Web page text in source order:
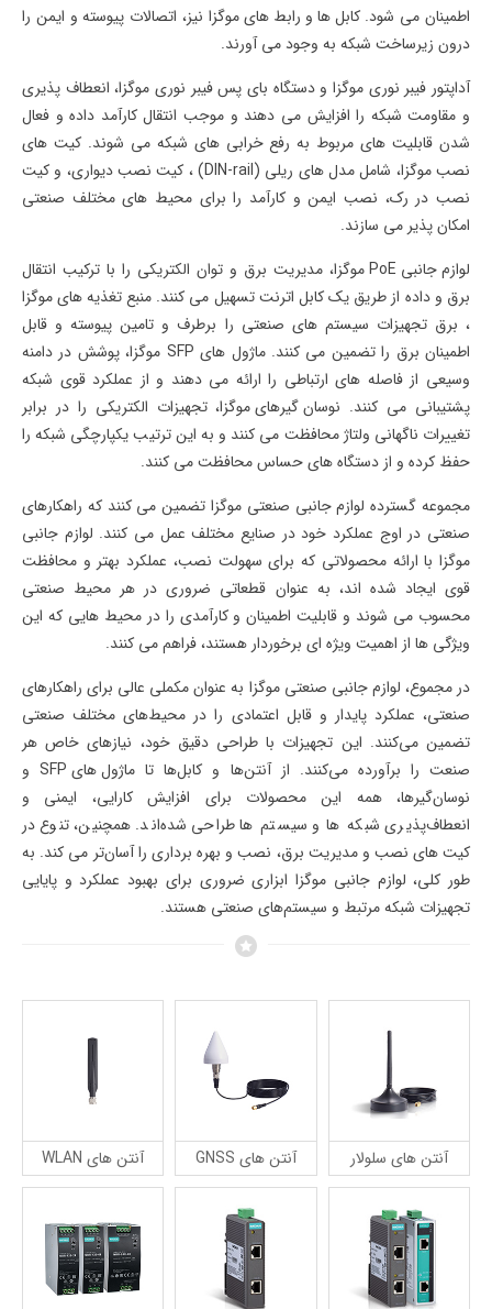
اطمینان می شود. کابل ها و رابط های موگزا نیز، اتصالات پیوسته و ایمن را
درون زیرساخت شبکه به وجود می آورند.
آداپتور فیبر نوری موگزا و دستگاه بای پس فیبر نوری موگزا، انعطاف پذیری
و مقاومت شبکه را افزایش می دهند و موجب انتقال کارآمد داده و فعال
شدن قابلیت های مربوط به رفع خرابی های شبکه می شوند. کیت های
نصب موگزا، شامل مدل های ریلی (DIN-rail) ، کیت نصب دیواری، و کیت
نصب در رک، نصب ایمن و کارآمد را برای محیط های مختلف صنعتی
امکان پذیر می سازند.
لوازم جانبی PoEموگزا، مدیریت برق و توان الکتریکی را با ترکیب انتقال
برق و داده از طریق یک کابل اترنت تسهیل می کنند. منبع تغذیه های موگزا
، برق تجهیزات سیستم های صنعتی را برطرف و تامین پیوسته و قابل
اطمینان برق را تضمین می کنند. ماژول های SFP موگزا، پوشش در دامنه
وسیعی از فاصله های ارتباطی را ارائه می دهند و از عملکرد قوی شبکه
پشتیبانی می کنند. نوسان گیرهای موگزا، تجهیزات الکتریکی را در برابر
تغییرات ناگهانی ولتاژ محافظت می کنند و به این ترتیب یکپارچگی شبکه را
حفظ کرده و از دستگاه های حساس محافظت می کنند.
مجموعه گسترده لوازم جانبی صنعتی موگزا تضمین می کنند که راهکارهای
صنعتی در اوج عملکرد خود در صنایع مختلف عمل می کنند. لوازم جانبی
موگزا با ارائه محصولاتی که برای سهولت نصب، عملکرد بهتر و محافظت
قوی ایجاد شده اند، به عنوان قطعاتی ضروری در هر محیط صنعتی
محسوب می شوند و قابلیت اطمینان و کارآمدی را در محیط هایی که این
ویژگی ها از اهمیت ویژه ای برخوردار هستند، فراهم می کنند.
در مجموع، لوازم جانبی صنعتی موگزا به عنوان مکملی عالی برای راهکارهای
صنعتی، عملکرد پایدار و قابل اعتمادی را در محیط‌های مختلف صنعتی
تضمین می‌کنند. این تجهیزات با طراحی دقیق خود، نیازهای خاص هر
صنعت را برآورده می‌کنند. از آنتن‌ها و کابل‌ها تا ماژول های SFP
و
نوسان‌گیرها، همه این محصولات برای افزایش کارایی، ایمنی و
انعطاف‌پذیری شبکه ها و سیستم ها طراحی شده‌اند. همچنین، تنوع در
کیت های نصب و مدیریت برق، نصب و بهره برداری را آسان‌تر می کند. به
طور کلی، لوازم جانبی موگزا ابزاری ضروری برای بهبود عملکرد و پایایی
تجهیزات شبکه مرتبط و سیستم‌های صنعتی هستند.
آنتن های سلولار آنتن های GNSS آنتن های WLAN